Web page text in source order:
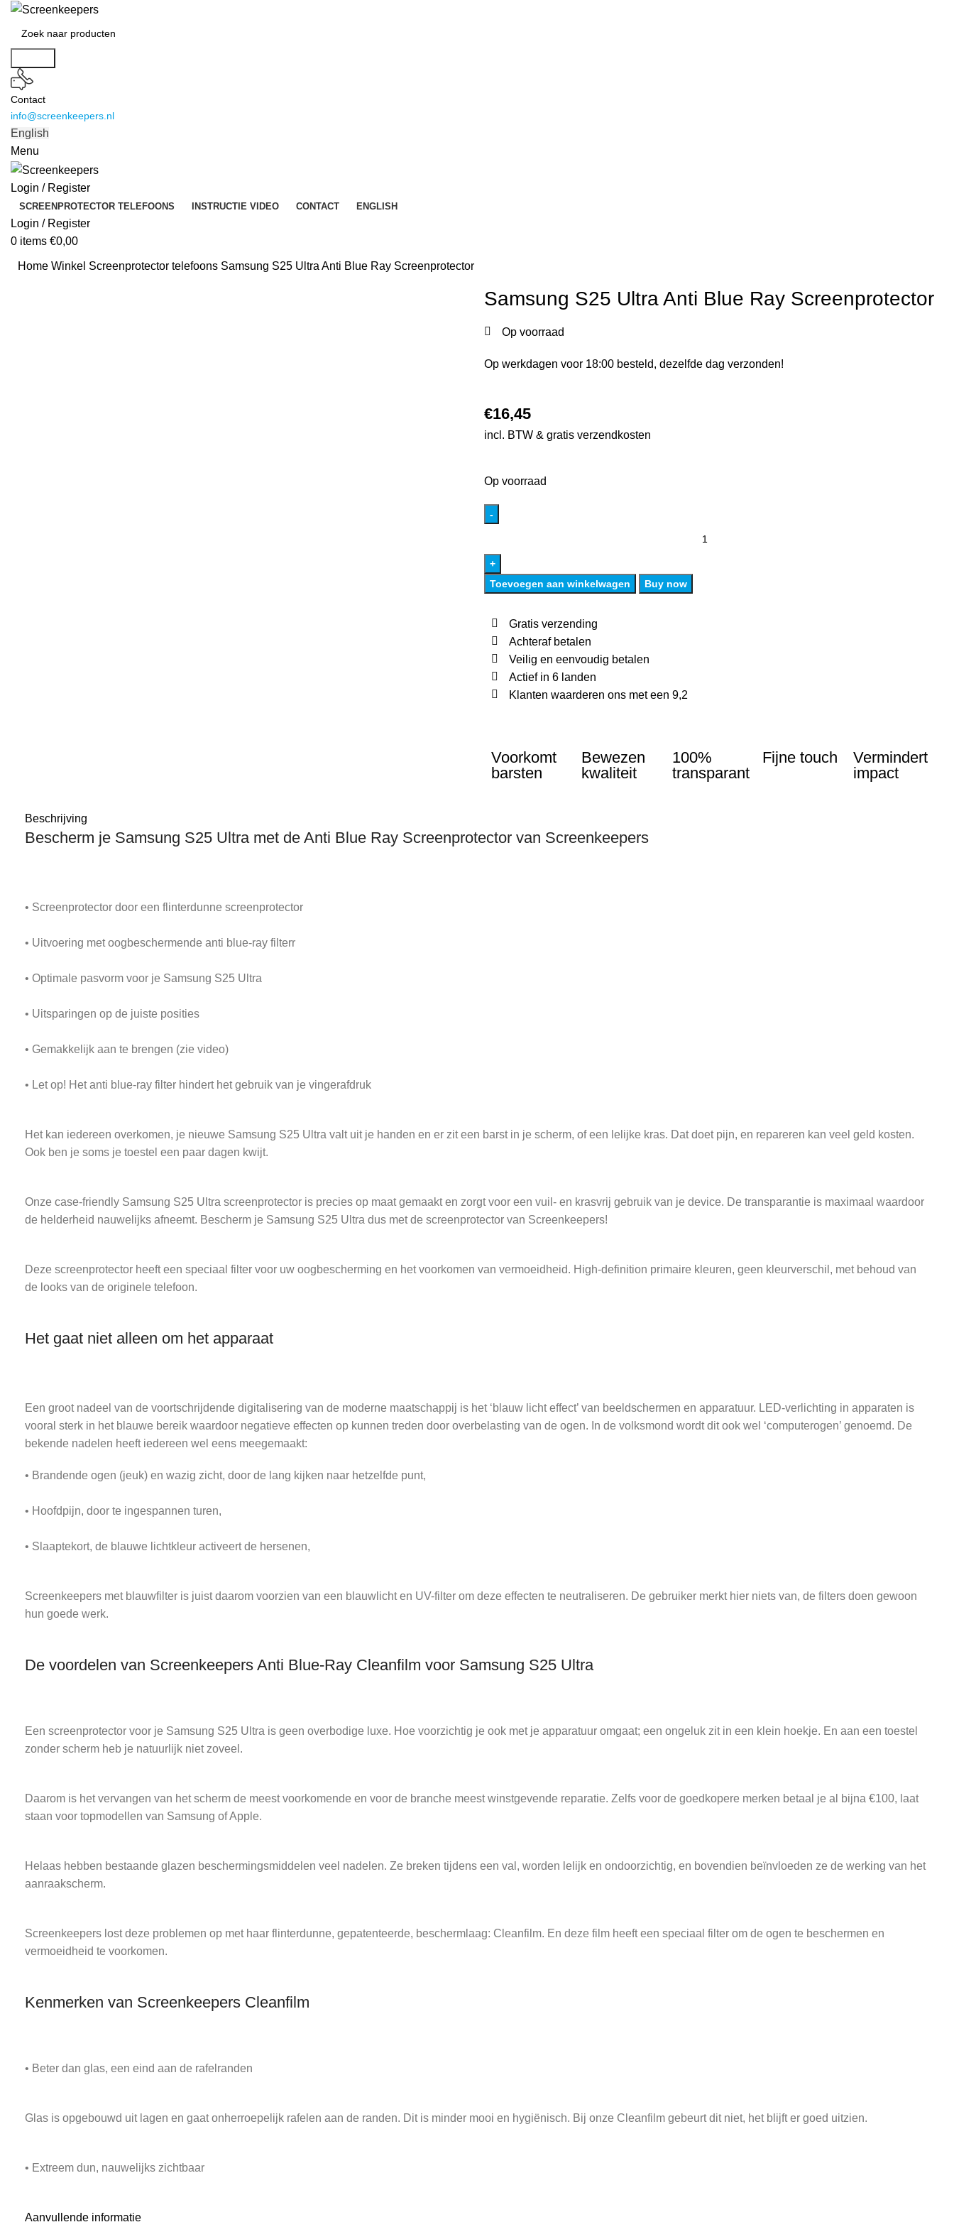
Contact
info@screenkeepers.nl
English
Menu
Login / Register
SCREENPROTECTOR TELEFOONS INSTRUCTIE VIDEO CONTACT ENGLISH
Login / Register
0 items €0,00
Home Winkel Screenprotector telefoons Samsung S25 Ultra Anti Blue Ray Screenprotector
Samsung S25 Ultra Anti Blue Ray Screenprotector
Op voorraad
Op werkdagen voor 18:00 besteld, dezelfde dag verzonden!
€16,45
incl. BTW & gratis verzendkosten
Op voorraad
Toevoegen aan winkelwagen Buy now
Gratis verzending
Achteraf betalen
Veilig en eenvoudig betalen
Actief in 6 landen
Klanten waarderen ons met een 9,2
Voorkomt
barsten
Bewezen
kwaliteit
100%
transparant
Fijne touch
Vermindert
impact
Beschrijving
Bescherm je Samsung S25 Ultra met de Anti Blue Ray Screenprotector van Screenkeepers
• Screenprotector door een flinterdunne screenprotector
• Uitvoering met oogbeschermende anti blue-ray filterr
• Optimale pasvorm voor je Samsung S25 Ultra
• Uitsparingen op de juiste posities
• Gemakkelijk aan te brengen (zie video)
• Let op! Het anti blue-ray filter hindert het gebruik van je vingerafdruk
Het kan iedereen overkomen, je nieuwe Samsung S25 Ultra valt uit je handen en er zit een barst in je scherm, of een lelijke kras. Dat doet pijn, en repareren kan veel geld kosten.
Ook ben je soms je toestel een paar dagen kwijt.
Onze case-friendly Samsung S25 Ultra screenprotector is precies op maat gemaakt en zorgt voor een vuil- en krasvrij gebruik van je device. De transparantie is maximaal waardoor
de helderheid nauwelijks afneemt. Bescherm je Samsung S25 Ultra dus met de screenprotector van Screenkeepers!
Deze screenprotector heeft een speciaal filter voor uw oogbescherming en het voorkomen van vermoeidheid. High-definition primaire kleuren, geen kleurverschil, met behoud van
de looks van de originele telefoon.
Het gaat niet alleen om het apparaat
Een groot nadeel van de voortschrijdende digitalisering van de moderne maatschappij is het ‘blauw licht effect’ van beeldschermen en apparatuur. LED-verlichting in apparaten is
vooral sterk in het blauwe bereik waardoor negatieve effecten op kunnen treden door overbelasting van de ogen. In de volksmond wordt dit ook wel ‘computerogen’ genoemd. De
bekende nadelen heeft iedereen wel eens meegemaakt:
• Brandende ogen (jeuk) en wazig zicht, door de lang kijken naar hetzelfde punt,
• Hoofdpijn, door te ingespannen turen,
• Slaaptekort, de blauwe lichtkleur activeert de hersenen,
Screenkeepers met blauwfilter is juist daarom voorzien van een blauwlicht en UV-filter om deze effecten te neutraliseren. De gebruiker merkt hier niets van, de filters doen gewoon
hun goede werk.
De voordelen van Screenkeepers Anti Blue-Ray Cleanfilm voor Samsung S25 Ultra
Een screenprotector voor je Samsung S25 Ultra is geen overbodige luxe. Hoe voorzichtig je ook met je apparatuur omgaat; een ongeluk zit in een klein hoekje. En aan een toestel
zonder scherm heb je natuurlijk niet zoveel.
Daarom is het vervangen van het scherm de meest voorkomende en voor de branche meest winstgevende reparatie. Zelfs voor de goedkopere merken betaal je al bijna €100, laat
staan voor topmodellen van Samsung of Apple.
Helaas hebben bestaande glazen beschermingsmiddelen veel nadelen. Ze breken tijdens een val, worden lelijk en ondoorzichtig, en bovendien beïnvloeden ze de werking van het
aanraakscherm.
Screenkeepers lost deze problemen op met haar flinterdunne, gepatenteerde, beschermlaag: Cleanfilm. En deze film heeft een speciaal filter om de ogen te beschermen en
vermoeidheid te voorkomen.
Kenmerken van Screenkeepers Cleanfilm
• Beter dan glas, een eind aan de rafelranden
Glas is opgebouwd uit lagen en gaat onherroepelijk rafelen aan de randen. Dit is minder mooi en hygiënisch. Bij onze Cleanfilm gebeurt dit niet, het blijft er goed uitzien.
• Extreem dun, nauwelijks zichtbaar
Glas is hard en is sneller aangebracht, maar je ziet het altijd liggen op je scherm. Onze Cleanfilm is dunner en valt nauwelijks op. De afwerking vermindert vingerafdrukken en
Aanvullende informatie